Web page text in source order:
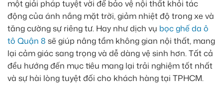
một giải pháp tuyệt vời để bảo vệ nội thất khỏi tác
động của ánh nắng mặt trời, giảm nhiệt độ trong xe và
tăng cường sự riêng tư. Hay như dịch vụ bọc ghế da ô
tô Quận 8 sẽ giúp nâng tầm không gian nội thất, mang
lại cảm giác sang trọng và dễ dàng vệ sinh hơn. Tất cả
đều hướng đến mục tiêu mang lại trải nghiệm tốt nhất
và sự hài lòng tuyệt đối cho khách hàng tại TPHCM.